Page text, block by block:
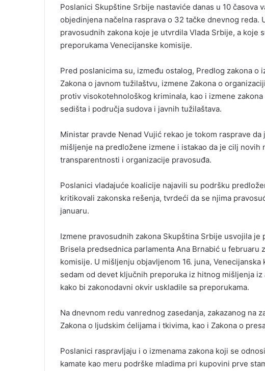
Poslanici Skupštine Srbije nastaviće danas u 10 časova
objedinjena načelna rasprava o 32 tačke dnevnog reda.
pravosudnih zakona koje je utvrdila Vlada Srbije, a koje
preporukama Venecijanske komisije.
Pred poslanicima su, između ostalog, Predlog zakona o
Zakona o javnom tužilaštvu, izmene Zakona o
protiv visokotehnološkog kriminala, kao i izmene
sedišta i područja sudova i javnih tužilaštava.
Ministar pravde Nenad Vujić rekao je tokom rasprave
mišljenje na predložene izmene i istakao da je cilj
transparentnosti i organizacije pravosuđa.
Poslanici vladajuće koalicije najavili su podršku
kritikovali zakonska rešenja, tvrdeći da se njima
januaru.
Izmene pravosudnih zakona Skupština Srbije usvojila
Brisela predsednica parlamenta Ana Brnabić u februaru
komisije. U mišljenju objavljenom 16. juna,
sedam od devet ključnih preporuka iz hitnog mišljenja
kako bi zakonodavni okvir uskladile sa preporukama.
Na dnevnom redu vanrednog zasedanja, zakazanog na
Zakona o ljudskim ćelijama i tkivima, kao i Zakona o
Poslanici raspravljaju i o izmenama zakona koji se
kamate kao meru podrške mladima pri kupovini prve